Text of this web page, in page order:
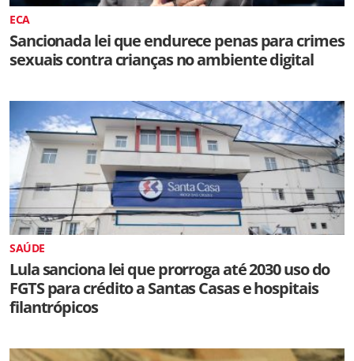
ECA
Sancionada lei que endurece penas para crimes
sexuais contra crianças no ambiente digital
SAÚDE
Lula sanciona lei que prorroga até 2030 uso do
FGTS para crédito a Santas Casas e hospitais
filantrópicos